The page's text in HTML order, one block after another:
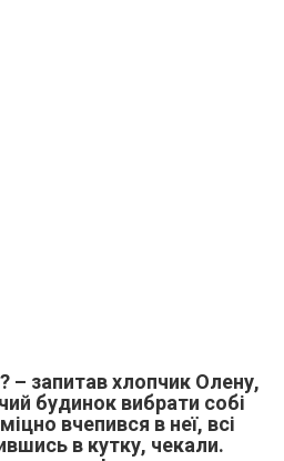
запитав хлопчик Олену,
будинок вибрати собі
вчепився в неї, всі
в кутку, чекали.